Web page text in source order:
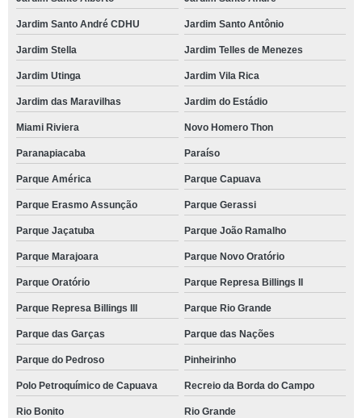
Jardim Santo André CDHU Jardim Santo Antônio
Jardim Stella Jardim Telles de Menezes
Jardim Utinga Jardim Vila Rica
Jardim das Maravilhas Jardim do Estádio
Miami Riviera Novo Homero Thon
Paranapiacaba Paraíso
Parque América Parque Capuava
Parque Erasmo Assunção Parque Gerassi
Parque Jaçatuba Parque João Ramalho
Parque Marajoara Parque Novo Oratório
Parque Oratório Parque Represa Billings II
Parque Represa Billings III Parque Rio Grande
Parque das Garças Parque das Nações
Parque do Pedroso Pinheirinho
Polo Petroquímico de Capuava Recreio da Borda do Campo
Rio Bonito Rio Grande